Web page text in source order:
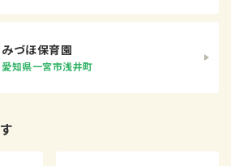
みづほ保育園
愛知県一宮市浅井町
す